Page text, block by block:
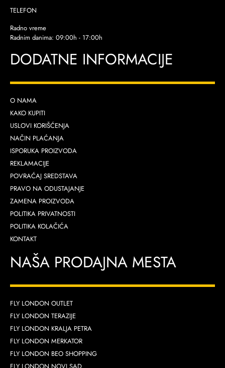
TELEFON
Radno vreme
Radnim danima: 09:00h - 17:00h
DODATNE INFORMACIJE
O NAMA
KAKO KUPITI
USLOVI KORIŠĆENJA
NAČIN PLAĆANJA
ISPORUKA PROIZVODA
REKLAMACIJE
POVRAĆAJ SREDSTAVA
PRAVO NA ODUSTAJANJE
ZAMENA PROIZVODA
POLITIKA PRIVATNOSTI
POLITIKA KOLAČIĆA
KONTAKT
NAŠA PRODAJNA MESTA
FLY LONDON OUTLET
FLY LONDON TERAZIJE
FLY LONDON KRALJA PETRA
FLY LONDON MERKATOR
FLY LONDON BEO SHOPPING